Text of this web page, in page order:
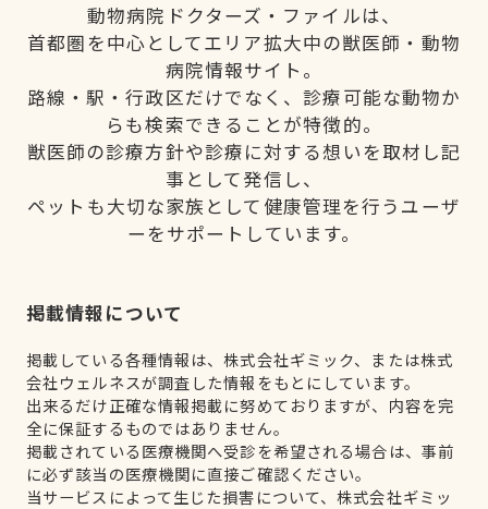
動物病院ドクターズ・ファイルは、
首都圏を中心としてエリア拡大中の獣医師・動物
病院情報サイト。
路線・駅・行政区だけでなく、診療可能な動物か
らも検索できることが特徴的。
獣医師の診療方針や診療に対する想いを取材し記
事として発信し、
ペットも大切な家族として健康管理を行うユーザ
ーをサポートしています。
掲載情報について
掲載している各種情報は、株式会社ギミック、または株式
会社ウェルネスが調査した情報をもとにしています。
出来るだけ正確な情報掲載に努めておりますが、内容を完
全に保証するものではありません。
掲載されている医療機関へ受診を希望される場合は、事前
に必ず該当の医療機関に直接ご確認ください。
当サービスによって生じた損害について、株式会社ギミッ